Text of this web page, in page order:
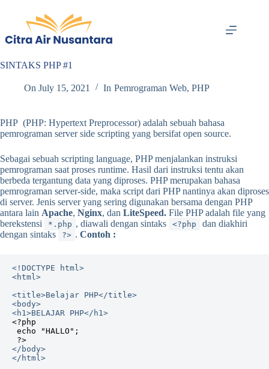
content
SINTAKS PHP #1
On July 15, 2021 In Pemrograman Web, PHP
PHP (PHP: Hypertext Preprocessor) adalah sebuah bahasa
pemrograman server side scripting yang bersifat open source.
Sebagai sebuah scripting language, PHP menjalankan instruksi
pemrograman saat proses runtime. Hasil dari instruksi tentu akan
berbeda tergantung data yang diproses. PHP merupakan bahasa
pemrograman server-side, maka script dari PHP nantinya akan diproses
di server. Jenis server yang sering digunakan bersama dengan PHP
antara lain Apache, Nginx, dan LiteSpeed. File PHP adalah file yang
berekstensi
*.php , diawali dengan sintaks <?php
dan diakhiri
dengan sintaks
?> . Contoh :
<!DOCTYPE html>
<html>
<title>Belajar PHP</title>
<body>
<?php
?>
</body>
</html>